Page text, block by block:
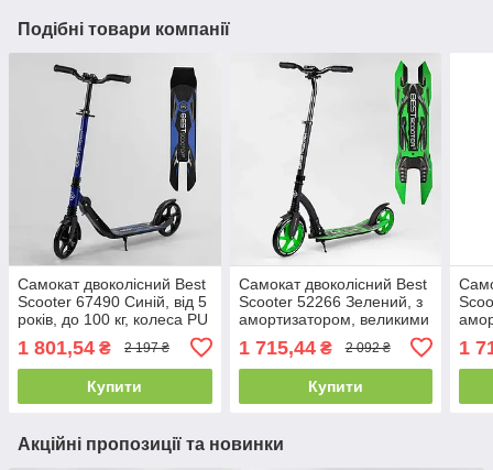
Подібні товари компанії
Самокат двоколісний Best
Scooter 67490 Синій, від 5
років, до 100 кг, колеса PU
— 20 см, з амортизацією
1 801,54 ₴ 2 197 ₴
Купити
Самокат двоколісний Best
Scooter 52266 Зелений, з
амортизатором, великими
колесами PU 23/20 см, до
100 кг
1 715,44₴ 2 092 ₴
Купити
100
1
Акційні пропозиції та новинки